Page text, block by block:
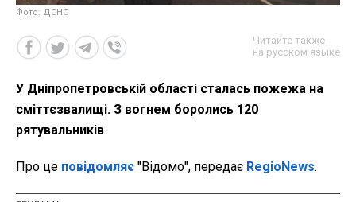
Фото: ДСНС
Читайте также
на русском языке
У Дніпропетровській області сталась пожежа на
сміттєзвалищі. З вогнем боролись 120
рятувальників
Про це повідомляє "Відомо", передає RegioNews.